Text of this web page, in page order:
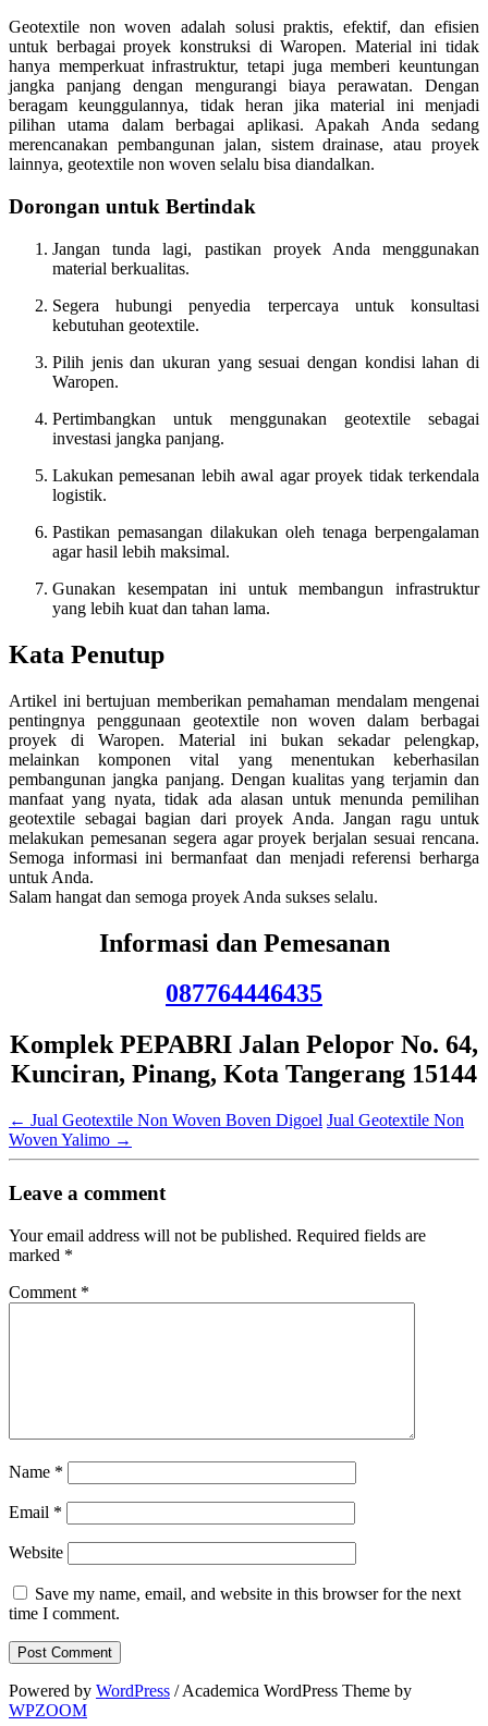
Geotextile non woven adalah solusi praktis, efektif, dan efisien
untuk berbagai proyek konstruksi di Waropen. Material ini tidak
hanya memperkuat infrastruktur, tetapi juga memberi keuntungan
jangka panjang dengan mengurangi biaya perawatan. Dengan
beragam keunggulannya, tidak heran jika material ini menjadi
pilihan utama dalam berbagai aplikasi. Apakah Anda sedang
merencanakan pembangunan jalan, sistem drainase, atau proyek
lainnya, geotextile non woven selalu bisa diandalkan.
Dorongan untuk Bertindak
Jangan tunda lagi, pastikan proyek Anda menggunakan
material berkualitas.
Segera hubungi penyedia terpercaya untuk konsultasi
kebutuhan geotextile.
Pilih jenis dan ukuran yang sesuai dengan kondisi lahan di
Waropen.
Pertimbangkan untuk menggunakan geotextile sebagai
investasi jangka panjang.
Lakukan pemesanan lebih awal agar proyek tidak terkendala
logistik.
Pastikan pemasangan dilakukan oleh tenaga berpengalaman
agar hasil lebih maksimal.
Gunakan kesempatan ini untuk membangun infrastruktur
yang lebih kuat dan tahan lama.
Kata Penutup
Artikel ini bertujuan memberikan pemahaman mendalam mengenai
pentingnya penggunaan geotextile non woven dalam berbagai
proyek di Waropen. Material ini bukan sekadar pelengkap,
melainkan komponen vital yang menentukan keberhasilan
pembangunan jangka panjang. Dengan kualitas yang terjamin dan
manfaat yang nyata, tidak ada alasan untuk menunda pemilihan
geotextile sebagai bagian dari proyek Anda. Jangan ragu untuk
melakukan pemesanan segera agar proyek berjalan sesuai rencana.
Semoga informasi ini bermanfaat dan menjadi referensi berharga
untuk Anda.
Salam hangat dan semoga proyek Anda sukses selalu.
Informasi dan Pemesanan
087764446435
Komplek PEPABRI Jalan Pelopor No. 64,
Kunciran, Pinang, Kota Tangerang 15144
← Jual Geotextile Non Woven Boven Digoel Jual Geotextile Non
Woven Yalimo →
Leave a comment
Your email address will not be published. Required fields are
marked *
Comment *
Name *
Email *
Website
Save my name, email, and website in this browser for the next
time I comment.
Powered by WordPress / Academica WordPress Theme by
WPZOOM